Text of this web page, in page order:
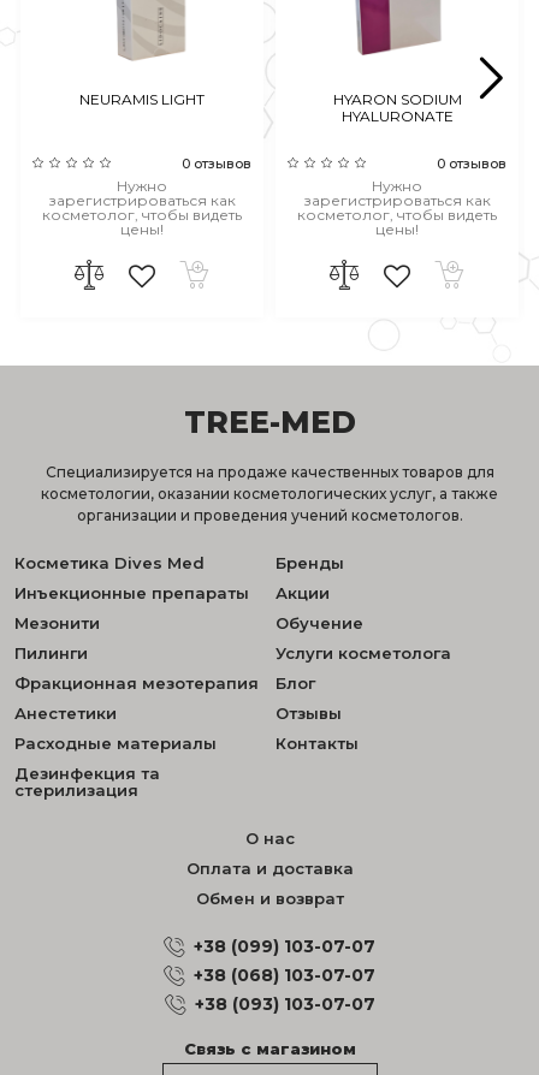
NEURAMIS LIGHT
0 отзывов
Нужно
зарегистрироваться как
косметолог, чтобы видеть
цены!
HYARON SODIUM
HYALURONATE
0 отзывов
Нужно
зарегистрироваться как
косметолог, чтобы видеть
цены!
TREE-MED
Специализируется на продаже качественных товаров для
косметологии, оказании косметологических услуг, а также
организации и проведения учений косметологов.
Косметика Dives Med
Инъекционные препараты
Мезонити
Пилинги
Фракционная мезотерапия
Анестетики
Расходные материалы
Дезинфекция та
стерилизация
Бренды
Акции
Обучение
Услуги косметолога
Блог
Отзывы
Контакты
О нас
Оплата и доставка
Обмен и возврат
+38 (099) 103-07-07
+38 (068) 103-07-07
+38 (093) 103-07-07
Связь с магазином